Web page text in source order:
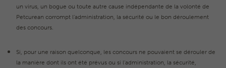
un virus, un bogue ou toute autre cause indépendante de la volonté de
Petcurean corrompt l’administration, la sécurité ou le bon déroulement
des concours.
Si, pour une raison quelconque, les concours ne pouvaient se dérouler de
la manière dont ils ont été prévus ou si l’administration, la sécurité,